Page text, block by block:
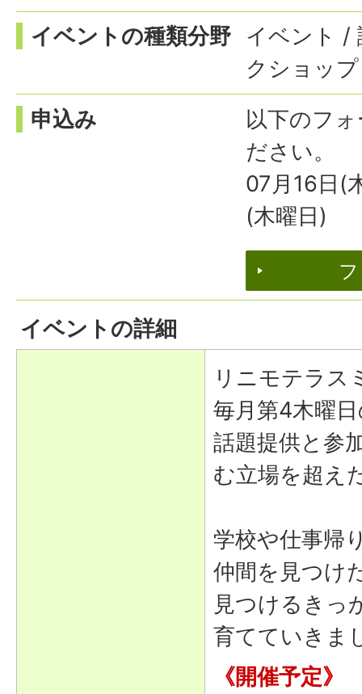
イベントの種類分野
イベント /
クショップ
申込み
以下のフ
ださい。
07月16日(
(木曜日)
イベントの詳細
リニモテラス
毎月第4木曜
話題提供と参
む立場を超え
学校や仕事帰
仲間を見つけ
見つけるきっ
育てていきま
《開催予定》